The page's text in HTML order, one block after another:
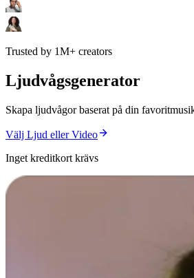
Trusted by 1M+ creators
Ljudvågsgenerator
Skapa ljudvågor baserat på din
Välj Ljud eller Video
Inget kreditkort krävs